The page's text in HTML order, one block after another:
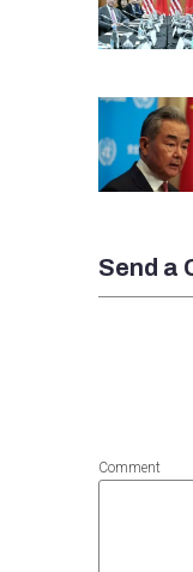
Send a
Comment